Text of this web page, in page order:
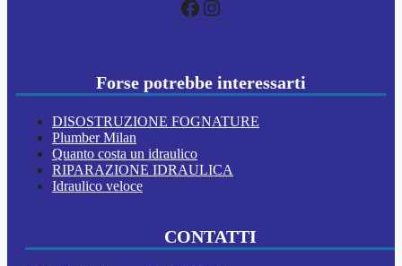
Facebook
Instagram
Forse potrebbe interessarti
DISOSTRUZIONE FOGNATURE
Plumber Milan
Quanto costa un idraulico
RIPARAZIONE IDRAULICA
Idraulico veloce
CONTATTI